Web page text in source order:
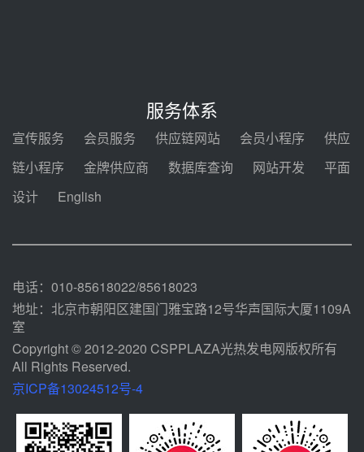
2026-2029年熔盐介质框架协议
中能建华中试研院中标重能新疆
100MW光热项目机组调试及性能
规模化助力构建绿色低碳电力供给
服务体系
宣传服务 会员服务 供应链网站 会员小程序
供应
链小程序
金牌供应商 数据库查询 网站开发
平面
设计
English
电话：010-85618022/85618023
地址：北京市朝阳区建国门雅宝路12号华声国际大厦1109A
室
Copyright © 2012-2020 CSPPLAZA光热发电网版权所有
All Rights Reserved.
京ICP备13024512号-4